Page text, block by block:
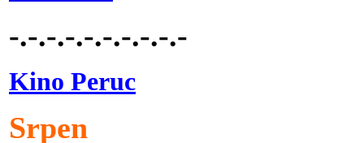
-.-.-.-.-.-.-.-.-.-
Kino Peruc
Srpen